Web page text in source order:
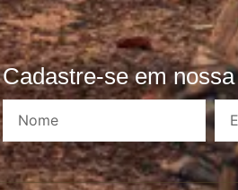
Cadastre-se em